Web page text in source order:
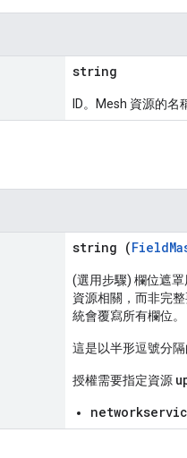
string
ID。Mesh 資源的名
string (
(選用步驟) 欄位遮
資源相關，而非完
統會覆寫所有欄位。
這是以半形逗號分
授權需要指定資源